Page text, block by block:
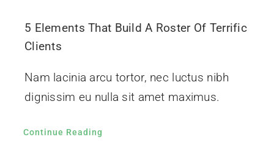
5 Elements That Build A Roster Of Terrific
Clients
Nam lacinia arcu tortor, nec luctus nibh
dignissim eu nulla sit amet maximus.
Continue Reading